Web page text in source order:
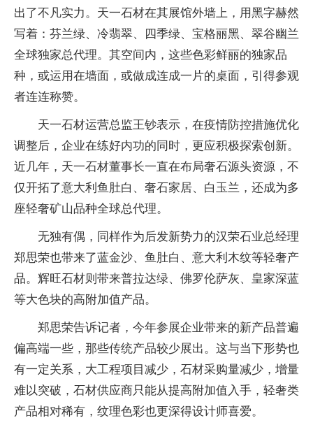
出了不凡实力。天一石材在其展馆外墙上，用黑字赫然
写着：芬兰绿、冷翡翠、四季绿、宝格丽黑、翠谷幽兰
全球独家总代理。其空间内，这些色彩鲜丽的独家品
种，或运用在墙面，或做成连成一片的桌面，引得参观
者连连称赞。
天一石材运营总监王钞表示，在疫情防控措施优化
调整后，企业在练好内功的同时，更应积极探索创新。
近几年，天一石材董事长一直在布局奢石源头资源，不
仅开拓了意大利鱼肚白、奢石家居、白玉兰，还成为多
座轻奢矿山品种全球总代理。
无独有偶，同样作为后发新势力的汉荣石业总经理
郑思荣也带来了蓝金沙、鱼肚白、意大利木纹等轻奢产
品。辉旺石材则带来普拉达绿、佛罗伦萨灰、皇家深蓝
等大色块的高附加值产品。
郑思荣告诉记者，今年参展企业带来的新产品普遍
偏高端一些，那些传统产品较少展出。这与当下形势也
有一定关系，大工程项目减少，石材采购量减少，增量
难以突破，石材供应商只能从提高附加值入手，轻奢类
产品相对稀有，纹理色彩也更深得设计师喜爱。